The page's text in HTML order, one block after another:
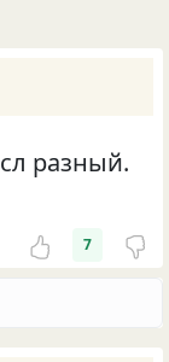
разный.
7